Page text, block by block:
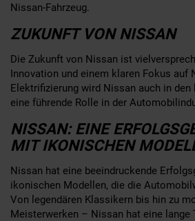
Nissan-Fahrzeug.
ZUKUNFT VON NISSAN
Die Zukunft von Nissan ist
Innovation und einem klaren Fokus auf
Elektrifizierung wird Nissan auch in den
eine führende Rolle in der
NISSAN: EINE
MIT IKONISCHEN
Nissan hat eine beeindruckende
ikonischen Modellen, die die
Von legendären Klassikern bis hin zu
Meisterwerken – Nissan hat eine lange